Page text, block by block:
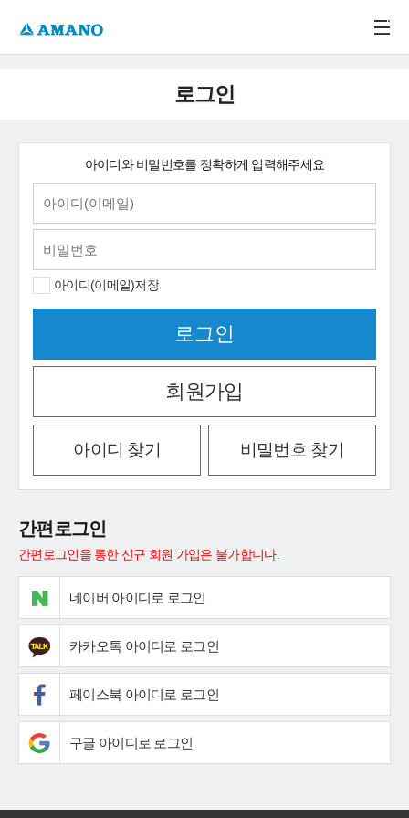
로그인
아이디와 비밀번호를 정확하게 입력해주세요
아이디(이메일)저장
회원가입
아이디 찾기 비밀번호 찾기
간편로그인
간편로그인을 통한 신규 회원 가입은 불가합니다.
네이버 아이디로 로그인
카카오톡 아이디로 로그인
페이스북 아이디로 로그인
구글 아이디로 로그인